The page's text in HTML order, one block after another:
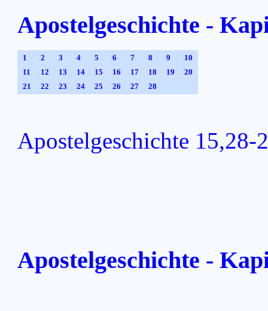
Apostelgeschichte -
1 2 3 4 5 6 7 8 9
10
11
12 13 14 15 16 17 18 19
20
21
22 23 24 25 26 27 28
Apostelgeschichte 15,28-
Apostelgeschichte -